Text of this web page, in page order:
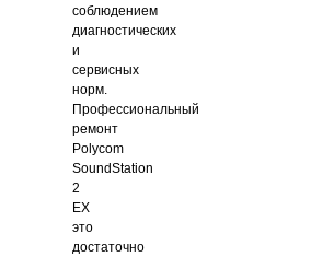
соблюдением
диагностических
и
сервисных
норм.
Профессиональный
ремонт
Polycom
SoundStation
2
EX
это
достаточно